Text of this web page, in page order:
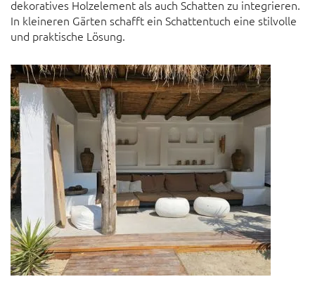
dekoratives Holzelement als auch Schatten zu integrieren.
In kleineren Gärten schafft ein Schattentuch eine stilvolle
und praktische Lösung.